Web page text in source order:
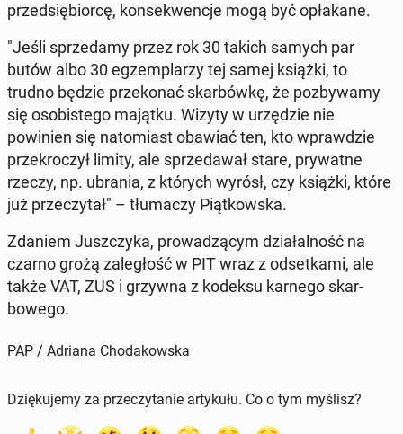
przed­siębior­cę, kon­sek­wenc­je mogą być opłakane.
"Jeśli sprzedamy przez rok 30 takich samych par
butów albo 30 egzem­plarzy tej samej książki, to
trudno będzie przekon­ać skar­bówkę, że pozby­wamy
się os­o­bis­tego majątku. Wizyty w urzędzie nie
powinien się nato­mi­ast obawiać ten, kto wprawdzie
przekroczył limity, ale sprzedawał stare, pry­watne
rzeczy, np. ubrania, z których wyrósł, czy książki, które
już przeczy­tał" – tłu­maczy Piątkows­ka.
Zdaniem Juszczy­ka, prowadzą­cym dzi­ałal­ność na
czarno grożą za­ległość w PIT wraz z odsetka­mi, ale
także VAT, ZUS i grzywna z kodeksu karnego skar­
bowego.
PAP / Adriana Chodakowska
Dziękujemy za przeczytanie artykułu. Co o tym myślisz?